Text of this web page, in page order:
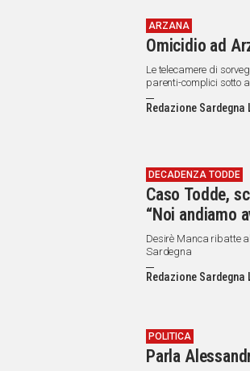
ARZANA
Omicidio ad
Le telecamere di
parenti-complici sotto
Redazione Sardegna
DECADENZA TODDE
Caso Todde,
“Noi andiamo
Desirè Manca ribatte
Sardegna
Redazione Sardegna
POLITICA
Parla